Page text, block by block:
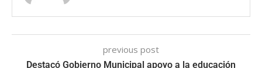
previous post
Destacó Gobierno Municipal apoyo a la educación